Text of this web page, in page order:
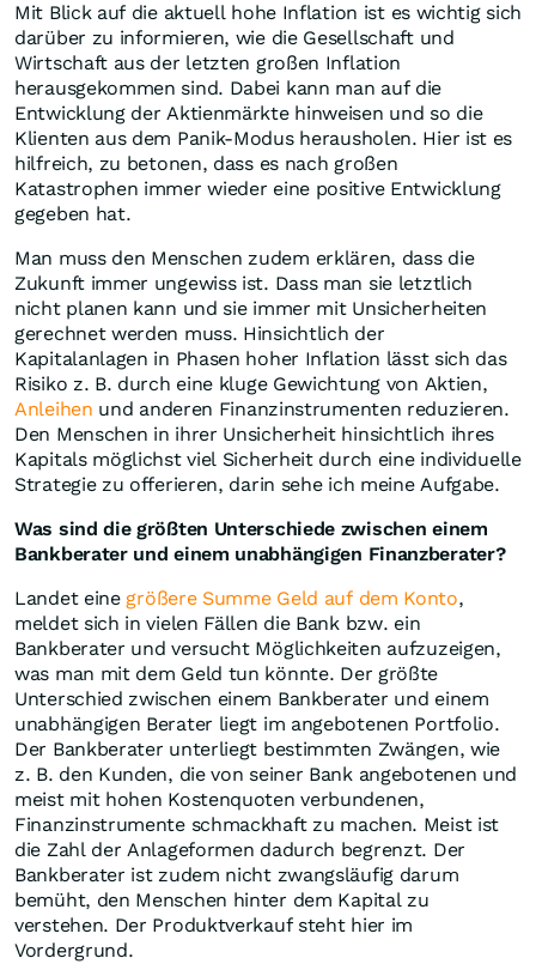
Mit Blick auf die aktuell hohe Inflation ist es wichtig sich
darüber zu informieren, wie die Gesellschaft und
Wirtschaft aus der letzten großen Inflation
herausgekommen sind. Dabei kann man auf die
Entwicklung der Aktienmärkte hinweisen und so die
Klienten aus dem Panik-Modus herausholen. Hier ist es
hilfreich, zu betonen, dass es nach großen
Katastrophen immer wieder eine positive Entwicklung
gegeben hat.
Man muss den Menschen zudem erklären, dass die
Zukunft immer ungewiss ist. Dass man sie letztlich
nicht planen kann und sie immer mit Unsicherheiten
gerechnet werden muss. Hinsichtlich der
Kapitalanlagen in Phasen hoher Inflation lässt sich das
Risiko z. B. durch eine kluge Gewichtung von Aktien,
Anleihen und anderen Finanzinstrumenten reduzieren.
Den Menschen in ihrer Unsicherheit hinsichtlich ihres
Kapitals möglichst viel Sicherheit durch eine individuelle
Strategie zu offerieren, darin sehe ich meine Aufgabe.
Was sind die größten Unterschiede zwischen einem
Bankberater und einem unabhängigen Finanzberater?
Landet eine größere Summe Geld auf dem Konto,
meldet sich in vielen Fällen die Bank bzw. ein
Bankberater und versucht Möglichkeiten aufzuzeigen,
was man mit dem Geld tun könnte. Der größte
Unterschied zwischen einem Bankberater und einem
unabhängigen Berater liegt im angebotenen Portfolio.
Der Bankberater unterliegt bestimmten Zwängen, wie
z. B. den Kunden, die von seiner Bank angebotenen und
meist mit hohen Kostenquoten verbundenen,
Finanzinstrumente schmackhaft zu machen. Meist ist
die Zahl der Anlageformen dadurch begrenzt. Der
Bankberater ist zudem nicht zwangsläufig darum
bemüht, den Menschen hinter dem Kapital zu
verstehen. Der Produktverkauf steht hier im
Vordergrund.